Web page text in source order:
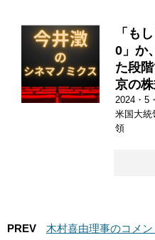
「も
0」か
た段
京の
2024・5
米国大統
領
PREV
木村喜由理事のコメ